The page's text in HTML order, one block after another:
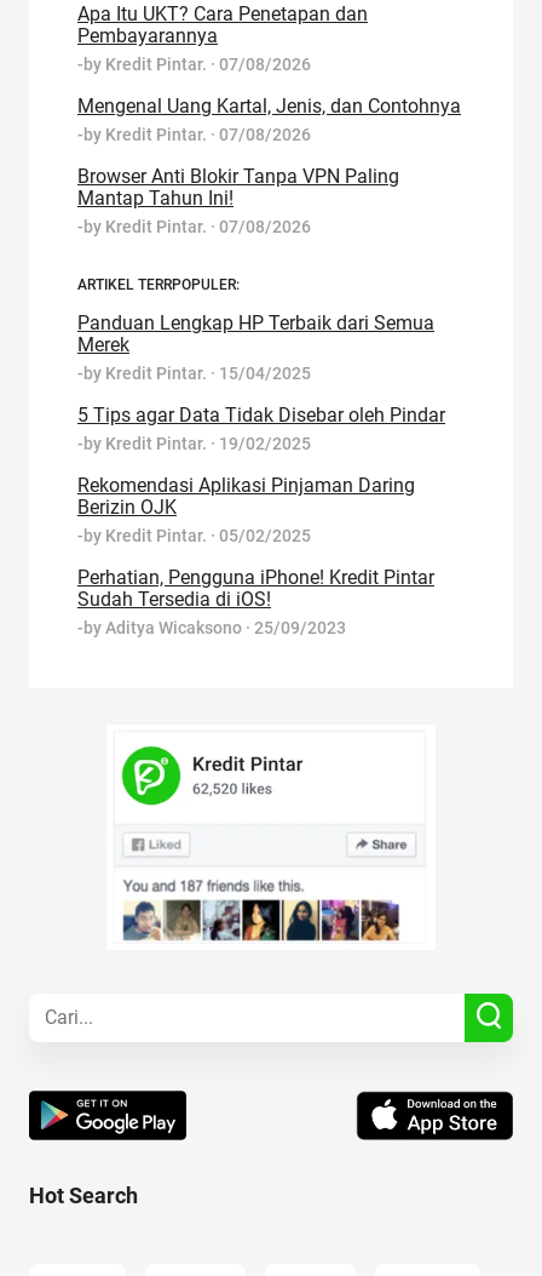
Apa Itu UKT? Cara Penetapan dan
Pembayarannya
-by Kredit Pintar. · 07/08/2026
Mengenal Uang Kartal, Jenis, dan Contohnya
-by Kredit Pintar. · 07/08/2026
Browser Anti Blokir Tanpa VPN Paling
Mantap Tahun Ini!
-by Kredit Pintar. · 07/08/2026
ARTIKEL TERRPOPULER:
Panduan Lengkap HP Terbaik dari Semua
Merek
-by Kredit Pintar. · 15/04/2025
5 Tips agar Data Tidak Disebar oleh Pindar
-by Kredit Pintar. · 19/02/2025
Rekomendasi Aplikasi Pinjaman Daring
Berizin OJK
-by Kredit Pintar. · 05/02/2025
Perhatian, Pengguna iPhone! Kredit Pintar
Sudah Tersedia di iOS!
-byAditya Wicaksono · 25/09/2023
Hot Search